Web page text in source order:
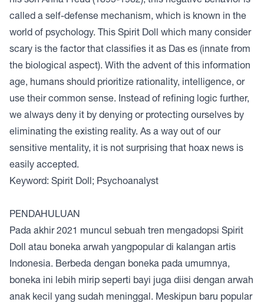
called a self-defense mechanism, which is known in the
world of psychology. This Spirit Doll which many consider
scary is the factor that classifies it as Das es (innate from
the biological aspect). With the advent of this information
age, humans should prioritize rationality, intelligence, or
use their common sense. Instead of refining logic further,
we always deny it by denying or protecting ourselves by
eliminating the existing reality. As a way out of our
sensitive mentality, it is not surprising that hoax news is
easily accepted.
Keyword: Spirit Doll; Psychoanalyst
PENDAHULUAN
Pada akhir 2021 muncul sebuah tren mengadopsi Spirit
Doll atau boneka arwah yangpopular di kalangan artis
Indonesia. Berbeda dengan boneka pada umumnya,
boneka ini lebih mirip seperti bayi juga diisi dengan arwah
anak kecil yang sudah meninggal. Meskipun baru popular